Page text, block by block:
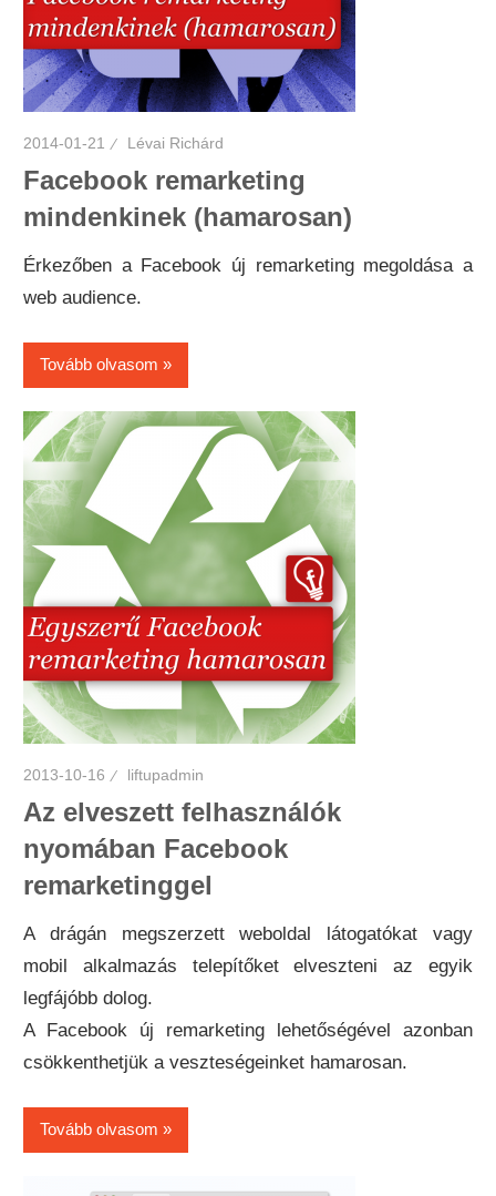
2014-01-21 Lévai Richárd
Facebook remarketing
mindenkinek (hamarosan)
Érkezőben a Facebook új remarketing megoldása a
web audience.
Tovább olvasom
2013-10-16 liftupadmin
Az elveszett felhasználók
nyomában Facebook
remarketinggel
A drágán megszerzett weboldal látogatókat vagy
mobil alkalmazás telepítőket elveszteni az egyik
legfájóbb dolog.
A Facebook új remarketing lehetőségével azonban
csökkenthetjük a veszteségeinket hamarosan.
Tovább olvasom